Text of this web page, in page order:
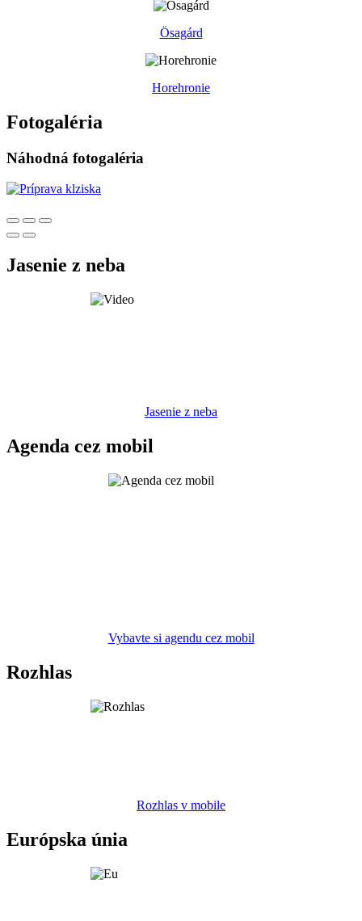
Ösagárd
Horehronie
Fotogaléria
Náhodná fotogaléria
Jasenie z neba
Jasenie z neba
Agenda cez mobil
Vybavte si agendu cez mobil
Rozhlas
Rozhlas v mobile
Európska únia